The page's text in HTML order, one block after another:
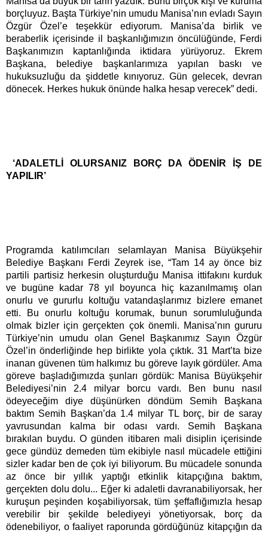
borçluyuz. Başta Türkiye’nin umudu Manisa’nın evladı Sayın
Özgür Özel’e teşekkür ediyorum. Manisa’da birlik ve
beraberlik içerisinde il başkanlığımızın öncülüğünde, Ferdi
Başkanımızın kaptanlığında iktidara yürüyoruz. Ekrem
Başkana, belediye başkanlarımıza yapılan baskı ve
hukuksuzluğu da şiddetle kınıyoruz. Gün gelecek, devran
dönecek. Herkes hukuk önünde halka hesap verecek” dedi.
‘ADALETLİ OLURSANIZ BORÇ DA ÖDENİR İŞ DE
YAPILIR’
Programda katılımcıları selamlayan Manisa Büyükşehir
Belediye Başkanı Ferdi Zeyrek ise, “Tam 14 ay önce biz
partili partisiz herkesin oluşturduğu Manisa ittifakını kurduk
ve bugüne kadar 78 yıl boyunca hiç kazanılmamış olan
onurlu ve gururlu koltuğu vatandaşlarımız bizlere emanet
etti. Bu onurlu koltuğu korumak, bunun sorumluluğunda
olmak bizler için gerçekten çok önemli. Manisa’nın gururu
Türkiye’nin umudu olan Genel Başkanımız Sayın Özgür
Özel’in önderliğinde hep birlikte yola çıktık. 31 Mart’ta bize
inanan güvenen tüm halkımız bu göreve layık gördüler. Ama
göreve başladığımızda şunları gördük: Manisa Büyükşehir
Belediyesi’nin 2.4 milyar borcu vardı. Ben bunu nasıl
ödeyeceğim diye düşünürken döndüm Semih Başkana
baktım Semih Başkan’da 1.4 milyar TL borç, bir de saray
yavrusundan kalma bir odası vardı. Semih Başkana
bırakılan buydu. O günden itibaren mali disiplin içerisinde
gece gündüz demeden tüm ekibiyle nasıl mücadele ettiğini
sizler kadar ben de çok iyi biliyorum. Bu mücadele sonunda
az önce bir yıllık yaptığı etkinlik kitapçığına baktım,
gerçekten dolu dolu... Eğer ki adaletli davranabiliyorsak, her
kuruşun peşinden koşabiliyorsak, tüm şeffaflığımızla hesap
verebilir bir şekilde belediyeyi yönetiyorsak, borç da
ödenebiliyor, o faaliyet raporunda gördüğünüz kitapçığın da